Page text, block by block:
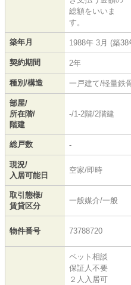
総額をいいま
す。
築年月 1988年 3月 (築38
契約期間 2年
種別/構造 一戸建て/軽量鉄
部屋/
所在階/
階建
-/1-2階/2階建
総戸数 -
現況/
入居可能日
空家/即時
取引態様/
賃貸区分
一般媒介/一般
物件番号 73788720
ペット相談
保証人不要
２人入居可